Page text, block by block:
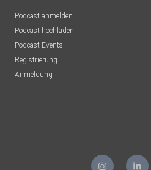
Podcast anmelden
Podcast hochladen
Podcast-Events
Registrierung
Anmeldung